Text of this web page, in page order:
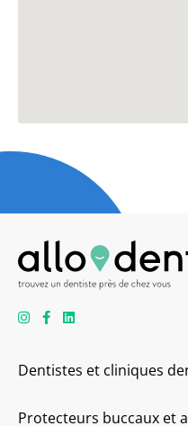
Dentistes et cliniques
Protecteurs buccaux et